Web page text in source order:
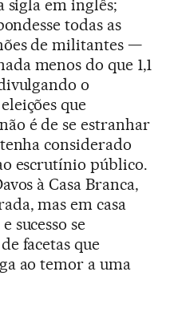
sigla em inglês;
todas as
de militantes —
menos do que 1,1
o
que
é de se estranhar
considerado
escrutínio público.
à Casa Branca,
mas em casa
sucesso se
facetas que
ao temor a uma